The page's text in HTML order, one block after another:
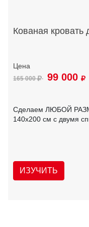
Кованая кровать
165 000 99 000
Сделаем ЛЮБОЙ
140х200 см с двумя
ИЗУЧИТЬ